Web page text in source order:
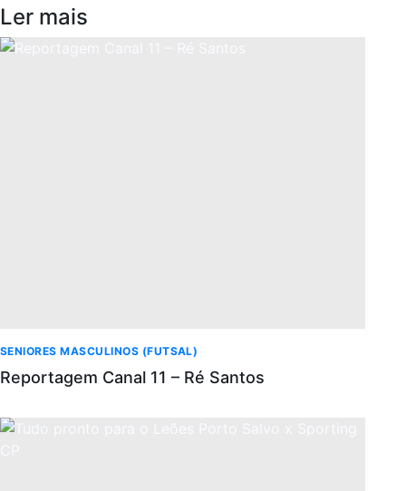
Ler mais
SENIORES MASCULINOS (FUTSAL)
Reportagem Canal 11 – Ré Santos